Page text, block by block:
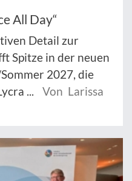
All Day“
Detail zur
Spitze in der neuen
2027, die
...
Von Larissa